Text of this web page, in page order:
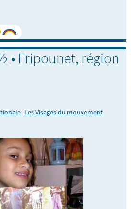
• Fripounet, région
, Les Visages du mouvement